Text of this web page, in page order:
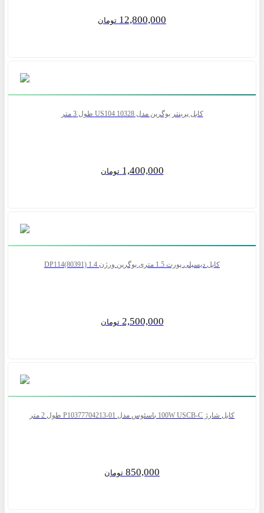
12,800,000 تومان
کابل پرینتر یوگرین مدل US104 10328 طول 3 متر
1,400,000 تومان
کابل دیسپلی پورت 1.5 متری یوگرین ورژن 1.4 DP114(80391)
2,500,000 تومان
کابل شارژ 100W USCB-C باسئوس مدل P10377704213-01 طول 2 متر
850,000 تومان